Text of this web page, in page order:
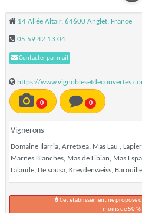
14 Allée Altaïr, 64600 Anglet, France
05 59 42 13 04
Contacter par mail
https://
0 0
Vignerons
Domaine Ilarria, Arretxea, Mas Lau ,
Marnes Blanches, Mas de Libian, Mas
Lalande, De sousa, Kreydenweiss,
Cet établissement ne propose
moins de 50 %